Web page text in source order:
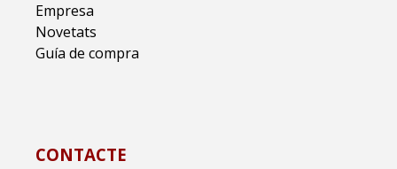
Empresa
Novetats
Guía de compra
CONTACTE